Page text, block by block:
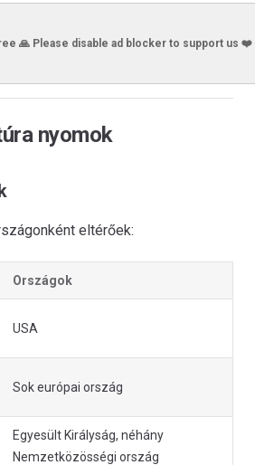
🙏 Please disable ad blocker to support us ❤️
nyomok
eltérőek:
Országok
USA
Sok európai ország
Egyesült Királyság, néhány
Nemzetközösségi ország